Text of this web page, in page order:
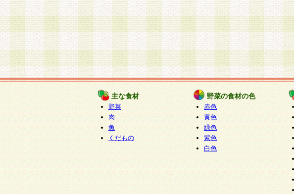
主な食材
野菜
肉
魚
くだもの
野菜の食材の色
赤色
黄色
緑色
紫色
白色